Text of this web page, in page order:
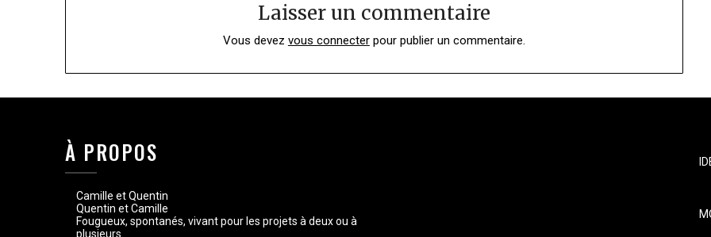
Laisser un commentaire
Vous devez vous connecterpour publier un commentaire.
À PROPOS
Camille et Quentin
Quentin et Camille
Fougueux, spontanés, vivant pour les projets à deux ou à
plusieurs.